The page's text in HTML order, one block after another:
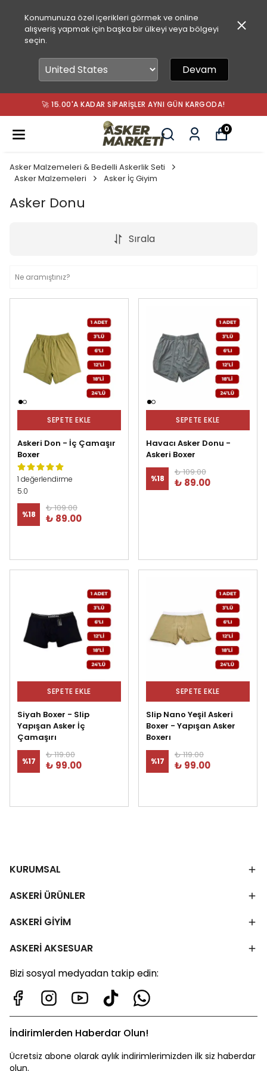
Konumunuza özel içerikleri görmek ve online
alışveriş yapmak için başka bir ülkeyi veya bölgeyi
seçin.
Devam
🚀 15.00'A KADAR SIPARIŞLER AYNI GÜN KARGODA!
0
Asker Malzemeleri & Bedelli Askerlik Seti
Asker Malzemeleri
Asker İç Giyim
Asker Donu
Sırala
SEPETE EKLE
Askeri Don - İç Çamaşır
Boxer
1 değerlendirme
5.0
%18
₺ 109.00
₺ 89.00
SEPETE EKLE
Havacı Asker Donu -
Askeri Boxer
%18
₺ 109.00
₺ 89.00
SEPETE EKLE
Siyah Boxer - Slip
Yapışan Asker İç
Çamaşırı
%17
₺ 119.00
₺ 99.00
SEPETE EKLE
Slip Nano Yeşil Askeri
Boxer - Yapışan Asker
Boxerı
%17
₺ 119.00
₺ 99.00
KURUMSAL
ASKERİ ÜRÜNLER
ASKERİ GİYİM
ASKERİ AKSESUAR
Bizi sosyal medyadan takip edin:
İndirimlerden Haberdar Olun!
Ücretsiz abone olarak aylık indirimlerimizden ilk siz haberdar
olun.